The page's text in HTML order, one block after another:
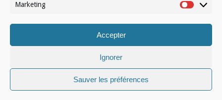
Marketing
Accepter
Ignorer
Sauver les préférences
© Volleynews.be2026
Déclaration de confidentialité
Français Nederlands